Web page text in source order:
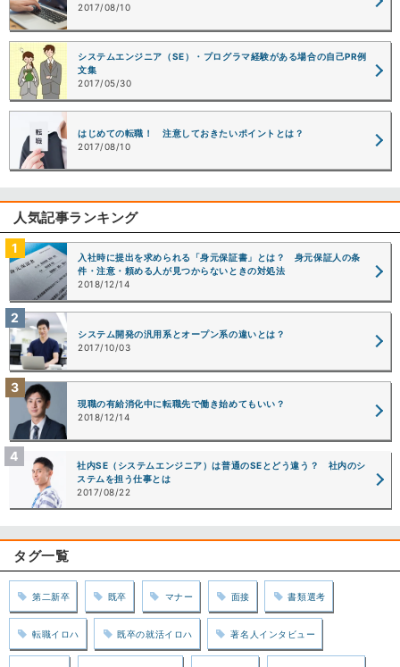
2017/08/10
システムエンジニア（SE）・プログラマ経験がある場合の自己PR例
文集
2017/05/30
はじめての転職！ 注意しておきたいポイントとは？
2017/08/10
人気記事ランキング
入社時に提出を求められる「身元保証書」とは？ 身元保証人の条
件・注意・頼める人が見つからないときの対処法
2018/12/14
システム開発の汎用系とオープン系の違いとは？
2017/10/03
現職の有給消化中に転職先で働き始めてもいい？
2018/12/14
社内SE（システムエンジニア）は普通のSEとどう違う？ 社内のシ
ステムを担う仕事とは
2017/08/22
タグ一覧
第二新卒 既卒 マナー 面接 書類選考
転職イロハ 既卒の就活イロハ 著名人インタビュー